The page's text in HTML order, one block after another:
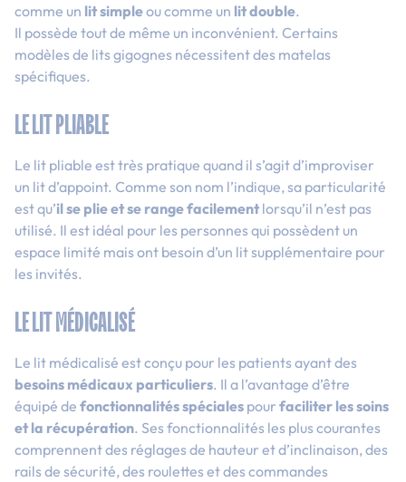
comme un lit simpleou comme un lit double.
Il possède tout de même un inconvénient. Certains
modèles de lits gigognes nécessitent des matelas
spécifiques.
LE LIT PLIABLE
Le lit pliable est très pratique quand il s’agit d’improviser
un lit d’appoint. Comme son nom l’indique, sa particularité
est qu’il se plie et se range facilement lorsqu’il n’est pas
utilisé. Il est idéal pour les personnes qui possèdent un
espace limité mais ont besoin d’un lit supplémentaire pour
les invités.
LE LIT MÉDICALISÉ
Le lit médicalisé est conçu pour les patients ayant des
besoins médicaux particuliers. Il a l’avantage d’être
équipé de fonctionnalités spéciales pour faciliter les soins
et la récupération. Ses fonctionnalités les plus courantes
comprennent des réglages de hauteur et d’inclinaison, des
rails de sécurité, des roulettes et des commandes